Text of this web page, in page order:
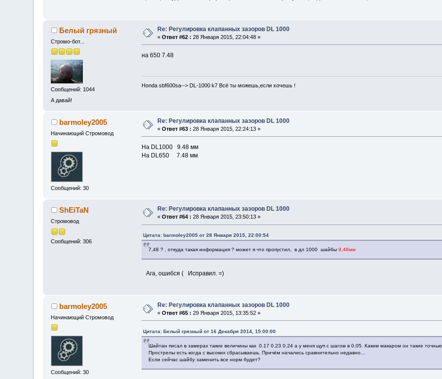
Белый грязный
Стромо-бот...
Сообщений: 1044
А давай!
Re: Регулировка клапанных зазоров DL 1000
«Ответ #62 : 28 Января 2015, 22:04:48 »
на 650 7.48
Honda sbf600sa--> DL-1000 k7 Всё ты ‭можешь,если хочешь !
barmoley2005
Начинающий Стромовод
Сообщений: 30
Re: Регулировка клапанных зазоров DL 1000
«Ответ #63 : 28 Января 2015, 22:24:13 »
На DL1000 9.48 мм
На DL650 7.48 мм
ShEiTaN
Стромовод
Сообщений: 306
Re: Регулировка клапанных зазоров DL 1000
«Ответ #64 : 28 Января 2015, 23:50:13 »
Цитата: barmoley2005 от 28 Января 2015, 22:00:54
7,48 ? , откуда такая информация ? может я что пропустил, в дл 1000 шайбы 9,48мм
Ага, ошибся ( Исправил. =)
barmoley2005
Начинающий Стромовод
Сообщений: 30
Re: Регулировка клапанных зазоров DL 1000
«Ответ #65 : 29 Января 2015, 13:35:52 »
Цитата: Белый грязный от 16 Декабря 2014, 15:00:00
Шайтан писал в замерах такие величины как 0.17 0.23 0.24 а у меня щуп с шагом в 0.05. Каким макаром он такие
Прострелы есть когда с высоких сбрасываешь. Причём начались сравнительно недавно...
Если сейчас шайбу заменить все норм будет?